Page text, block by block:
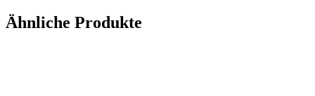
Ähnliche Produkte